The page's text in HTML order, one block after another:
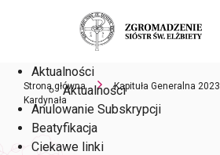
Aktualności
Aktualności
Anulowanie Subskrypcji
Beatyfikacja
Ciekawe linki
Strona główna Kapituła Generalna 2023
Kardynała